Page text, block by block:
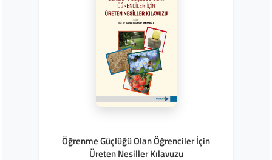
Öğrenme Güçlüğü Olan Öğrenciler İçin
Üreten Nesiller Kılavuzu